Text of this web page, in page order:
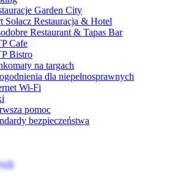
Garden City
Sołacz Restauracja & Hotel
Restaurant & Tapas Bar
Cafe
Bistro
na targach
dla niepełnosprawnych
Wi-Fi
pomoc
bezpieczeństwa